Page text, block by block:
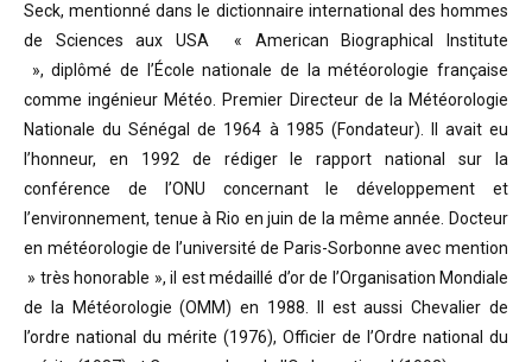
Seck,mentionné dans le dictionnaire international des hommes
de Sciences aux USA « American Biographical Institute
», diplômé de l’École nationale de la météorologie française
comme ingénieur Météo. Premier Directeur de la Météorologie
Nationale du Sénégal de 1964 à 1985 (Fondateur). Il avait eu
l’honneur, en 1992 de rédiger le rapport national sur la
conférence de l’ONU concernant le développement et
l’environnement, tenue à Rio en juin de la même année.
Docteur
en météorologie de l’université de Paris-Sorbonne avec mention
» très honorable », il est médaillé d’or de l’Organisation Mondiale
de la Météorologie (OMM) en 1988. Il est aussi Chevalier de
l’ordre national du mérite (1976), Officier de l’Ordre national du